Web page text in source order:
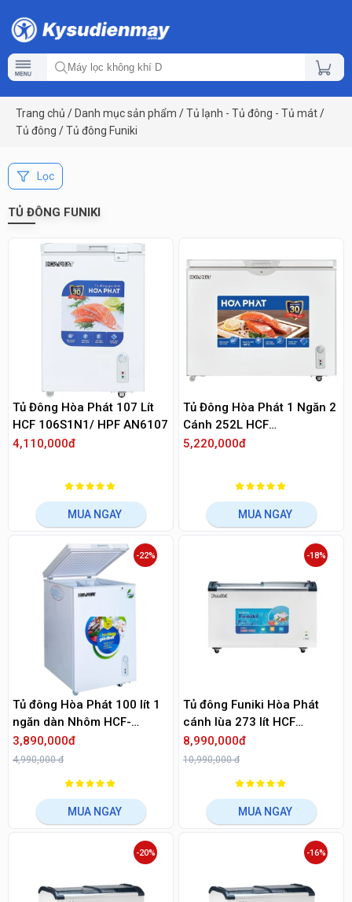
Trang chủ / Danh mục sản phẩm /Tủ lạnh - Tủ đông - Tủ mát/
Tủ đông /Tủ đông Funiki
Lọc
TỦ ĐÔNG FUNIKI
Tủ Đông Hòa Phát 107 Lít
HCF 106S1N1/ HPF AN6107
4,110,000đ
MUA NGAY
Tủ Đông Hòa Phát 1 Ngăn 2
Cánh 252L HCF
516S1N1/HPF AN6252
5,220,000đ
MUA NGAY
Tủ đông Hòa Phát 100 lít 1
ngăn dàn Nhôm HCF-
106S1N1
3,890,000đ
4,990,000 đ
-22%
MUA NGAY
Tủ đông Funiki Hòa Phát
cánh lùa 273 lít HCF
500S1PĐG
8,990,000đ
10,990,000 đ
-18%
MUA NGAY
-20% -16%